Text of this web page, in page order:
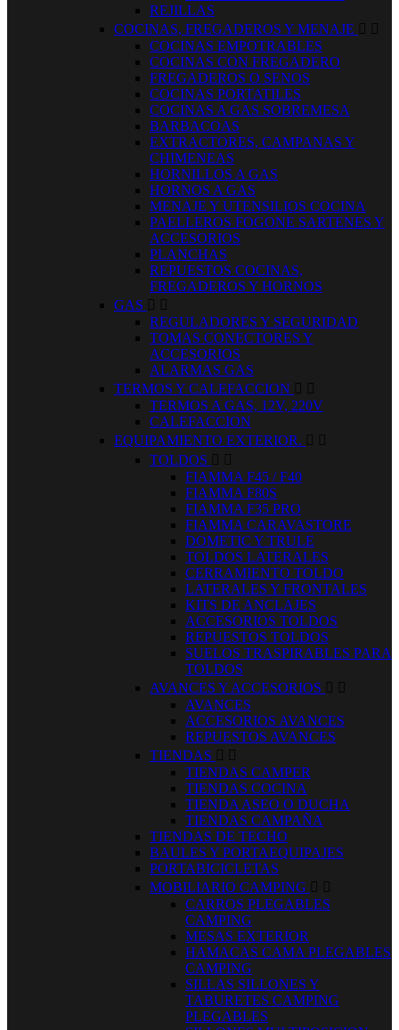
REJILLAS
COCINAS, FREGADEROS Y MENAJE  
COCINAS EMPOTRABLES
COCINAS CON FREGADERO
FREGADEROS O SENOS
COCINAS PORTATILES
COCINAS A GAS SOBREMESA
BARBACOAS
EXTRACTORES, CAMPANAS Y
CHIMENEAS
HORNILLOS A GAS
HORNOS A GAS
MENAJE Y UTENSILIOS COCINA
PAELLEROS FOGONE SARTENES Y
ACCESORIOS
PLANCHAS
REPUESTOS COCINAS,
FREGADEROS Y HORNOS
GAS  
REGULADORES Y SEGURIDAD
TOMAS CONECTORES Y
ACCESORIOS
ALARMAS GAS
TERMOS Y CALEFACCION  
TERMOS A GAS, 12V, 220V
CALEFACCION
EQUIPAMIENTO EXTERIOR.  
TOLDOS  
FIAMMA F45 / F40
FIAMMA F80S
FIAMMA F35 PRO
FIAMMA CARAVASTORE
DOMETIC Y TRULE
TOLDOS LATERALES
CERRAMIENTO TOLDO
LATERALES Y FRONTALES
KITS DE ANCLAJES
ACCESORIOS TOLDOS
REPUESTOS TOLDOS
SUELOS TRASPIRABLES PARA
TOLDOS
AVANCES Y ACCESORIOS  
AVANCES
ACCESORIOS AVANCES
REPUESTOS AVANCES
TIENDAS  
TIENDAS CAMPER
TIENDAS COCINA
TIENDA ASEO O DUCHA
TIENDAS CAMPAÑA
TIENDAS DE TECHO
BAULES Y PORTAEQUIPAJES
PORTABICICLETAS
MOBILIARIO CAMPING  
CARROS PLEGABLES
CAMPING
MESAS EXTERIOR
HAMACAS CAMA PLEGABLES
CAMPING
SILLAS SILLONES Y
TABURETES CAMPING
PLEGABLES